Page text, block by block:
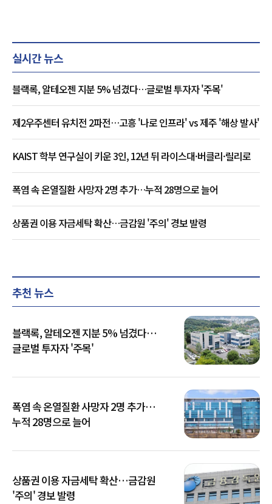
실시간 뉴스
블랙록, 알테오젠 지분 5% 넘겼다…글로벌 투자자 '주목'
제2우주센터 유치전 2파전…고흥 '나로 인프라' vs 제주 '해상 발사'
KAIST 학부 연구실이 키운 3인, 12년 뒤 라이스대·버클리·릴리로
폭염 속 온열질환 사망자 2명 추가…누적 28명으로 늘어
상품권 이용 자금세탁 확산…금감원 '주의' 경보 발령
추천 뉴스
블랙록, 알테오젠 지분 5% 넘겼다…
글로벌 투자자 '주목'
폭염 속 온열질환 사망자 2명 추가…
누적 28명으로 늘어
상품권 이용 자금세탁 확산…금감원
'주의' 경보 발령